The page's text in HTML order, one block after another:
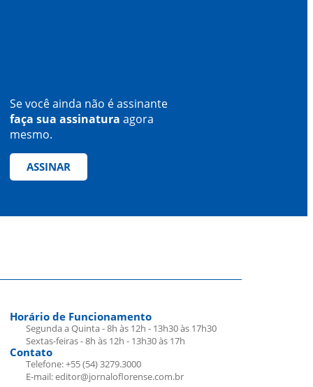
Se você ainda não é assinante
faça sua assinatura agora
mesmo.
ASSINAR
Horário de Funcionamento
Segunda a Quinta - 8h às 12h - 13h30 às 17h30
Sextas-feiras - 8h às 12h - 13h30 às 17h
Contato
Telefone: +55 (54) 3279.3000
E-mail: editor@jornaloflorense.com.br